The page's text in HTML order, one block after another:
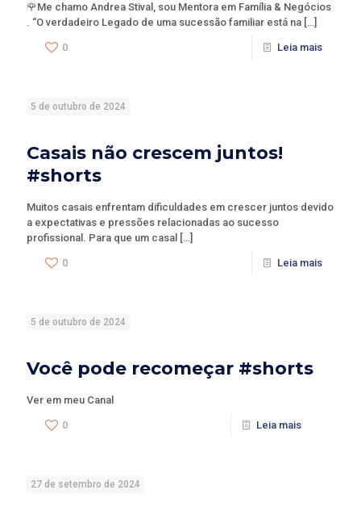
🌹Me chamo Andrea Stival, sou Mentora em Família & Negócios
. “O verdadeiro Legado de uma sucessão familiar está na […]
0 Leia mais
5 de outubro de 2024
Casais não crescem juntos!
#shorts
Muitos casais enfrentam dificuldades em crescer juntos devido
a expectativas e pressões relacionadas ao sucesso
profissional. Para que um casal
[…]
0 Leia mais
5 de outubro de 2024
Você pode recomeçar #shorts
Ver em meu Canal
0 Leia mais
27 de setembro de 2024